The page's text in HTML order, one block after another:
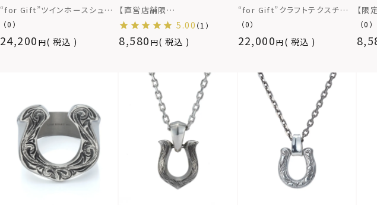
“for Gift”ツインホースシュー
リング/シルバー925
24,200 税込
（0）
【直営店舗限
定】“HAWAIIAN”シグネチャー
マンテルネックレス（ホースシュ
ー）/サージカルステンレス（金
8,580 税込
5.00 （1）
“for Gift”クラフトテクスチャ
ーホースシューネックレス/シル
22,000 税込
（0）
【限
レ
ギー
（0）